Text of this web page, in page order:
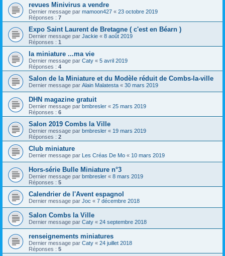
revues Minivirus a vendre
Dernier message par mamoon427 « 23 octobre 2019
Réponses : 7
Expo Saint Laurent de Bretagne ( c'est en Béarn )
Dernier message par Jackie « 8 août 2019
Réponses : 1
la miniature ...ma vie
Dernier message par Caty « 5 avril 2019
Réponses : 4
Salon de la Miniature et du Modèle réduit de Combs-la-ville
Dernier message par Alain Malatesta « 30 mars 2019
DHN magazine gratuit
Dernier message par bmbresler « 25 mars 2019
Réponses : 6
Salon 2019 Combs la Ville
Dernier message par bmbresler « 19 mars 2019
Réponses : 2
Club miniature
Dernier message par Les Créas De Mo « 10 mars 2019
Hors-série Bulle Miniature n°3
Dernier message par bmbresler « 8 mars 2019
Réponses : 5
Calendrier de l'Avent espagnol
Dernier message par Joc « 7 décembre 2018
Salon Combs la Ville
Dernier message par Caty « 24 septembre 2018
renseignements miniatures
Dernier message par Caty « 24 juillet 2018
Réponses : 5